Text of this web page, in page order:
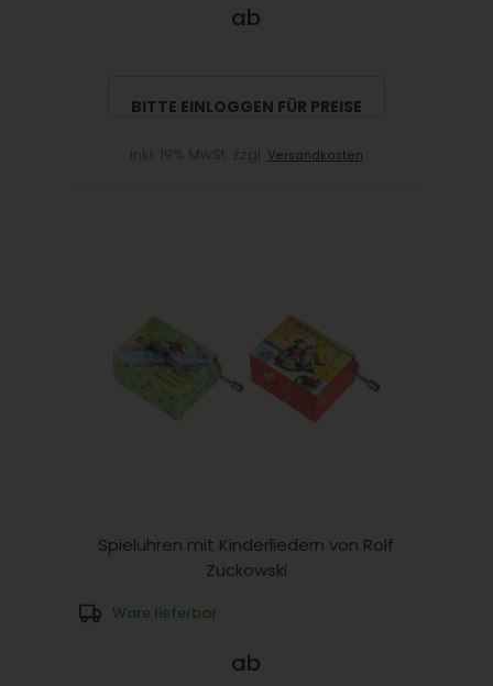
ab
BITTE EINLOGGEN FÜR PREISE
Versandkosten
Spieluhren mit Kinderliedern von Rolf
Zuckowski
Ware lieferbar
ab